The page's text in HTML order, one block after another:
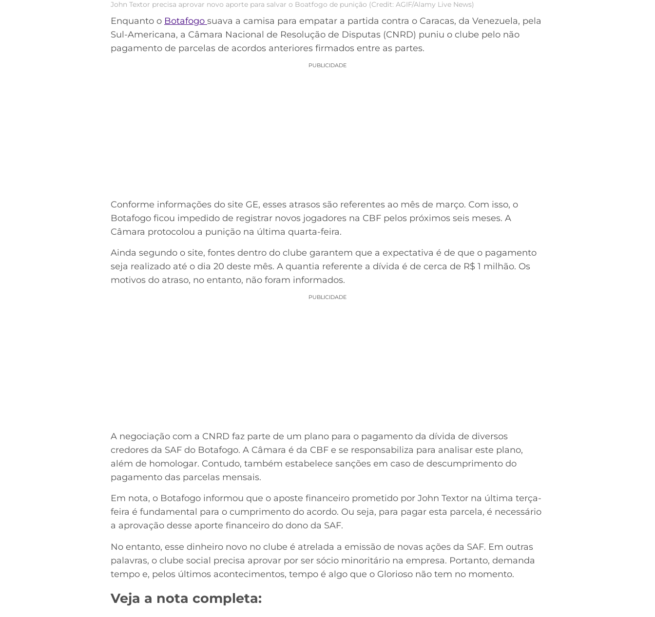
John Textor precisa aprovar novo aporte para salvar o Boatfogo de punição (Credit: AGIF/Alamy Live News)
Enquanto o Botafogo suava a camisa para empatar a partida contra o Caracas, da Venezuela, pela
Sul-Americana, a Câmara Nacional de Resolução de Disputas (CNRD) puniu o clube pelo não
pagamento de parcelas de acordos anteriores firmados entre as partes.
PUBLICIDADE
Conforme informações do site GE, esses atrasos são referentes ao mês de março. Com isso, o
Botafogo ficou impedido de registrar novos jogadores na CBF pelos próximos seis meses. A
Câmara protocolou a punição na última quarta-feira.
Ainda segundo o site, fontes dentro do clube garantem que a expectativa é de que o pagamento
seja realizado até o dia 20 deste mês. A quantia referente a dívida é de cerca de R$ 1 milhão. Os
motivos do atraso, no entanto, não foram informados.
PUBLICIDADE
A negociação com a CNRD faz parte de um plano para o pagamento da dívida de diversos
credores da SAF do Botafogo. A Câmara é da CBF e se responsabiliza para analisar este plano,
além de homologar. Contudo, também estabelece sanções em caso de descumprimento do
pagamento das parcelas mensais.
Em nota, o Botafogo informou que o aposte financeiro prometido por John Textor na última terça-
feira é fundamental para o cumprimento do acordo. Ou seja, para pagar esta parcela, é necessário
a aprovação desse aporte financeiro do dono da SAF.
No entanto, esse dinheiro novo no clube é atrelada a emissão de novas ações da SAF. Em outras
palavras, o clube social precisa aprovar por ser sócio minoritário na empresa. Portanto, demanda
tempo e, pelos últimos acontecimentos, tempo é algo que o Glorioso não tem no momento.
Veja a nota completa: